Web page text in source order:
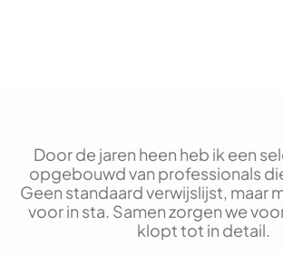
Door de jaren heen heb ik een
opgebouwd van professionals
Geen standaard verwijslijst, maar
voor in sta. Samen zorgen we
klopt tot in detail.